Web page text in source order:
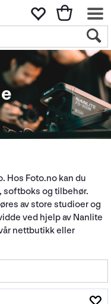
Hos Foto.no kan du
softboks og tilbehør.
av store studioer og
ved hjelp av Nanlite
nettbutikk eller